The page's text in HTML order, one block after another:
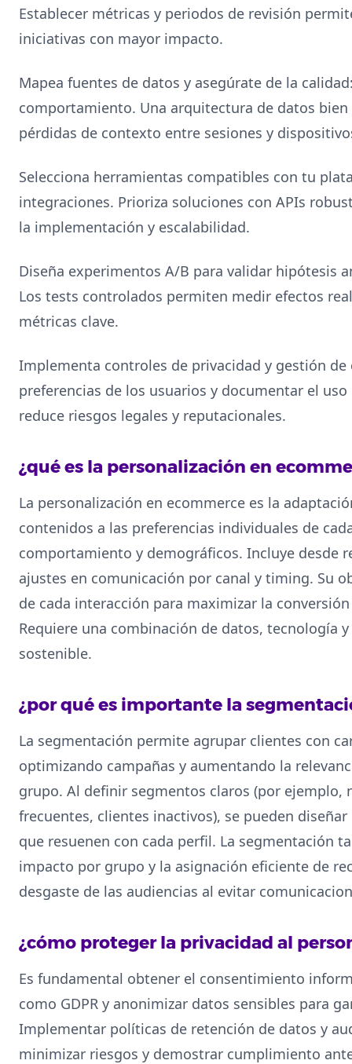
Establecer métricas y periodos de revisión
iniciativas con mayor impacto.
Mapea fuentes de datos y asegúrate de la
comportamiento. Una arquitectura de datos
pérdidas de contexto entre sesiones y
Selecciona herramientas compatibles con tu
integraciones. Prioriza soluciones con APIs
la implementación y escalabilidad.
Diseña experimentos A/B para validar hipótesis
Los tests controlados permiten medir efectos
métricas clave.
Implementa controles de privacidad y gestión
preferencias de los usuarios y documentar el
reduce riesgos legales y reputacionales.
¿qué es la personalización en
La personalización en ecommerce es la
contenidos a las preferencias individuales de
comportamiento y demográficos. Incluye desde
ajustes en comunicación por canal y timing. Su
de cada interacción para maximizar la
Requiere una combinación de datos, tecnología
sostenible.
¿por qué es importante la
La segmentación permite agrupar clientes con
optimizando campañas y aumentando la
grupo. Al definir segmentos claros (por ejemplo,
frecuentes, clientes inactivos), se pueden
que resuenen con cada perfil. La segmentación
impacto por grupo y la asignación eficiente de
desgaste de las audiencias al evitar
¿cómo proteger la privacidad al
Es fundamental obtener el consentimiento
como GDPR y anonimizar datos sensibles para
Implementar políticas de retención de datos y
minimizar riesgos y demostrar cumplimiento